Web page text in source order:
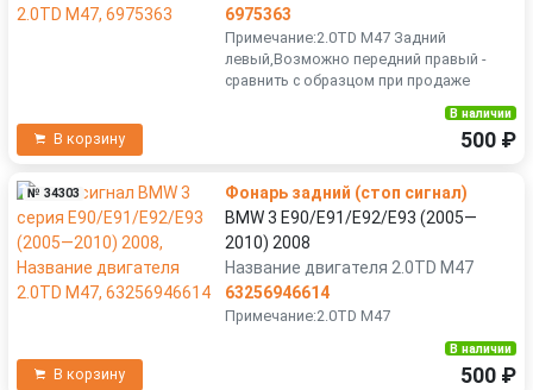
6975363
Примечание:2.0TD M47 Задний
левый,Возможно передний правый -
сравнить с образцом при продаже
В корзину
В наличии
500 ₽
№ 34303
Фонарь задний (стоп сигнал)
BMW 3 E90/E91/E92/E93 (2005—
2010) 2008
Название двигателя 2.0TD M47
63256946614
Примечание:2.0TD M47
В корзину
В наличии
500 ₽